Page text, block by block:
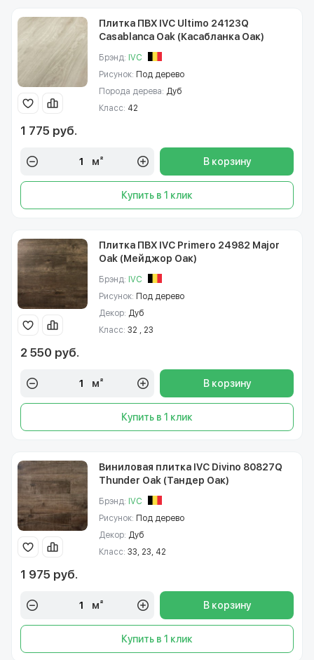
Плитка ПВХ IVC Ultimo 24123Q
Casablanca Oak (Касабланка Оак)
Брэнд: IVC
Рисунок: Под дерево
Порода дерева: Дуб
Класс: 42
1 775 руб.
м² В корзину
Купить в 1 клик
Плитка ПВХ IVC Primero 24982 Major
Oak (Мейджор Оак)
Брэнд: IVC
Рисунок: Под дерево
Декор: Дуб
Класс: 32 , 23
2 550 руб.
м² В корзину
Купить в 1 клик
Виниловая плитка IVC Divino 80827Q
Thunder Oak (Тандер Оак)
Брэнд: IVC
Рисунок: Под дерево
Декор: Дуб
Класс: 33, 23, 42
1 975 руб.
м² В корзину
Купить в 1 клик